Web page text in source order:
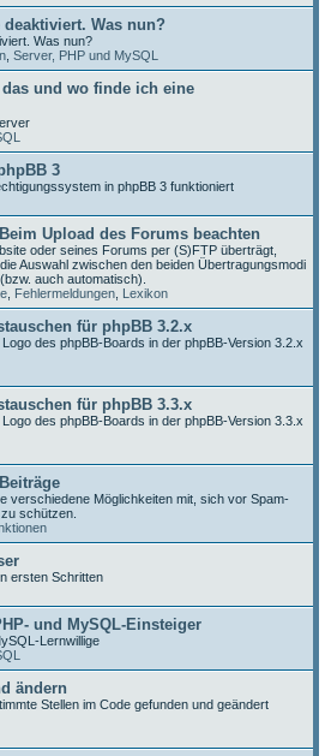
Was nun?
Was nun?
Server, PHP und MySQL
und wo finde ich eine
3
in phpBB 3 funktioniert
Upload des Forums beachten
oder seines Forums per (S)FTP überträgt,
Auswahl zwischen den beiden Übertragungsmodi
auch automatisch).
Fehlermeldungen Lexikon
für phpBB 3.2.x
des phpBB-Boards in der phpBB-Version 3.2.x
für phpBB 3.3.x
des phpBB-Boards in der phpBB-Version 3.3.x
verschiedene Möglichkeiten mit, sich vor Spam-
schützen.
ersten Schritten
und MySQL-Einsteiger
Lernwillige
ändern
Stellen im Code gefunden und geändert